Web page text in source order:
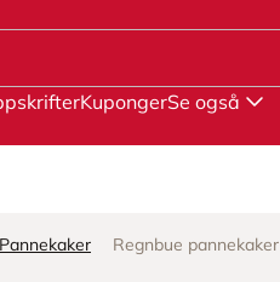
KupongerSe også
Pannekaker Regnbue pannekaker